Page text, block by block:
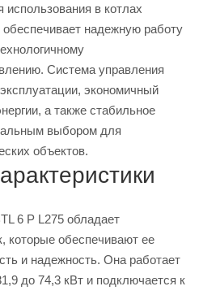
использования в котлах
надежную работу
Система управления
экономичный
а также стабильное
выбором для
объектов.
6 P L275 обладает
которые обеспечивают ее
и надежность. Она работает
до 74,3 кВт и подключается к